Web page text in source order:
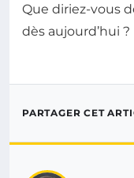
Que diriez-vous
dès aujourd’hui ?
PARTAGER CET